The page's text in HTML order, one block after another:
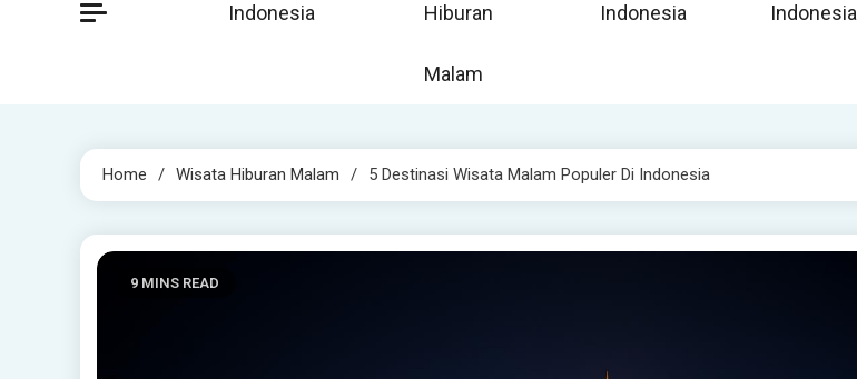
Indonesia Hiburan
Malam
Indonesia Indonesia
Home Wisata Hiburan Malam 5 Destinasi Wisata Malam Populer Di Indonesia
9 MINS READ